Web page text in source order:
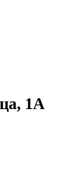
1А